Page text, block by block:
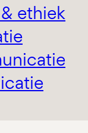
ethiek